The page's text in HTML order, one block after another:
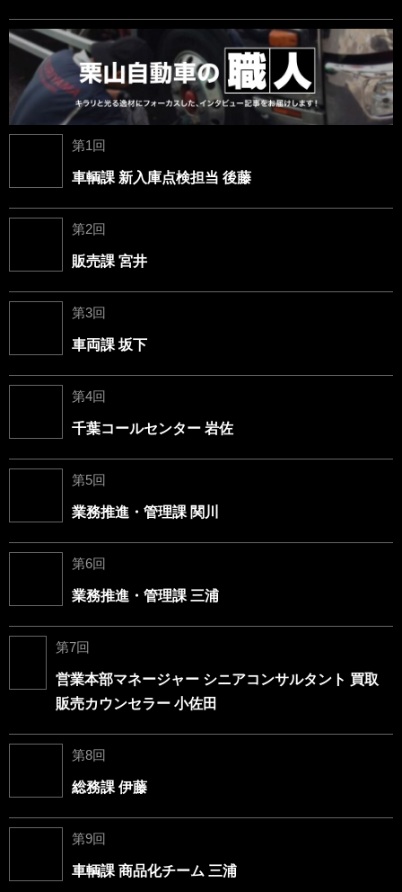
第1回
車輌課 新入庫点検担当 後藤
第2回
販売課 宮井
第3回
車両課 坂下
第4回
千葉コールセンター 岩佐
第5回
業務推進・管理課 関川
第6回
業務推進・管理課 三浦
第7回
営業本部マネージャー シニアコンサルタント 買取
販売カウンセラー 小佐田
第8回
総務課 伊藤
第9回
車輌課 商品化チーム 三浦